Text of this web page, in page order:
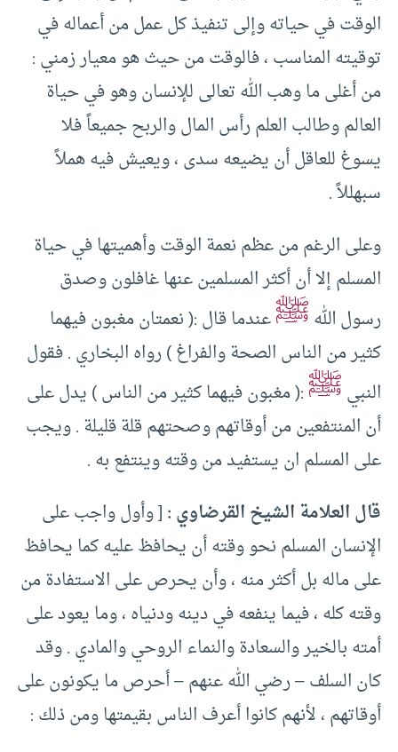
الوقت في حياته وإلى تنفيذ كل عمل من أعماله في
توقيته المناسب ، فالوقت من حيث هو معيار زمني :
من أغلى ما وهب الله تعالى للإنسان وهو في حياة
العالم وطالب العلم رأس المال والربح جميعاً فلا
يسوغ للعاقل أن يضيعه سدى ، ويعيش فيه هملاً
سبهللاً .
وعلى الرغم من عظم نعمة الوقت وأهميتها في حياة
المسلم إلا أن أكثر المسلمين عنها غافلون وصدق
رسول اللهﷺعندما قال :( نعمتان مغبون فيهما
كثير من الناس الصحة والفراغ ) رواه البخاري . فقول
النبيﷺ:( مغبون فيهما كثير من الناس ) يدل على
أن المنتفعين من أوقاتهم وصحتهم قلة قليلة . ويجب
على المسلم ان يستفيد من وقته وينتفع به .
قال العلامة الشيخ القرضاوي :[ وأول واجب على
الإنسان المسلم نحو وقته أن يحافظ عليه كما يحافظ
على ماله بل أكثر منه ، وأن يحرص على الاستفادة من
وقته كله ، فيما ينفعه في دينه ودنياه ، وما يعود على
أمته بالخير والسعادة والنماء الروحي والمادي . وقد
كان السلف – رضي الله عنهم – أحرص ما يكونون على
أوقاتهم ، لأنهم كانوا أعرف الناس بقيمتها ومن ذلك :